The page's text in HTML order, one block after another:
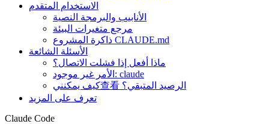
الاستخدام المتقدم
الأنابيب والبرمجة النصية
مرجع متغيرات البيئة
ذاكرة المشروع CLAUDE.md
الأسئلة الشائعة
ماذا أفعل إذا فشلت الاتصال؟
الأمر غير موجود: claude
كيف يمكنني查看 الرصيد المتبقي؟
تعرف على المزيد
Claude Code